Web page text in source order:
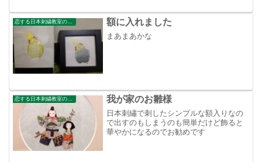
額に入れました
まあまあかな
恋する日本刺繍教室のブログ 我が家のお雛様
日本刺繡で刺したシンプルな額入りなの
で出すのもしまうのも簡単だけど飾ると
華やかになるのでお勧めです